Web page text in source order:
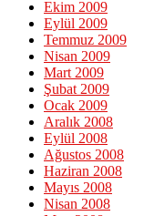
Ekim 2009
Eylül 2009
Temmuz 2009
Nisan 2009
Mart 2009
Şubat 2009
Ocak 2009
Aralık 2008
Eylül 2008
Ağustos 2008
Haziran 2008
Mayıs 2008
Nisan 2008